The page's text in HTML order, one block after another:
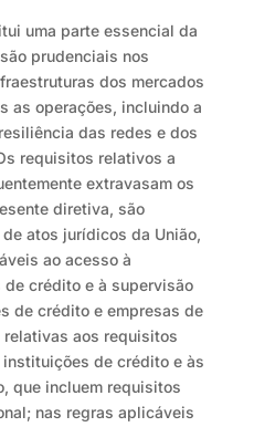
uma parte essencial da
prudenciais nos
dos mercados
as operações, incluindo a
das redes e dos
requisitos relativos a
extravasam os
diretiva, são
atos jurídicos da União,
ao acesso à
crédito e à supervisão
de crédito e empresas de
aos requisitos
de crédito e às
que incluem requisitos
nas regras aplicáveis